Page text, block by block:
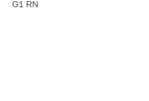
G1 RN